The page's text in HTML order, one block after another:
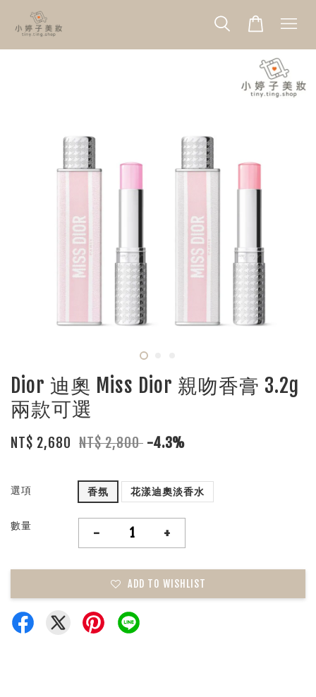
Dior 迪奧 Miss Dior 親吻香膏 3.2g
兩款可選
NT$ 2,680 NT$ 2,800 -4.3%
選項 香氛 花漾迪奧淡香水
數量 - +
ADD TO WISHLIST